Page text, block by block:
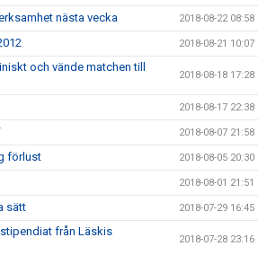
nästa vecka 2018-08-22 08:58
2018-08-21 10:07
och vände matchen till
2018-08-18 17:28
2018-08-17 22:38
2018-08-07 21:58
förlust 2018-08-05 20:30
2018-08-01 21:51
sätt 2018-07-29 16:45
från Läskis
2018-07-28 23:16